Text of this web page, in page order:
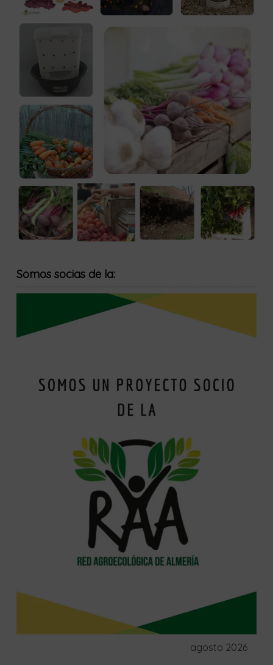
Somos socias de la:
agosto 2026